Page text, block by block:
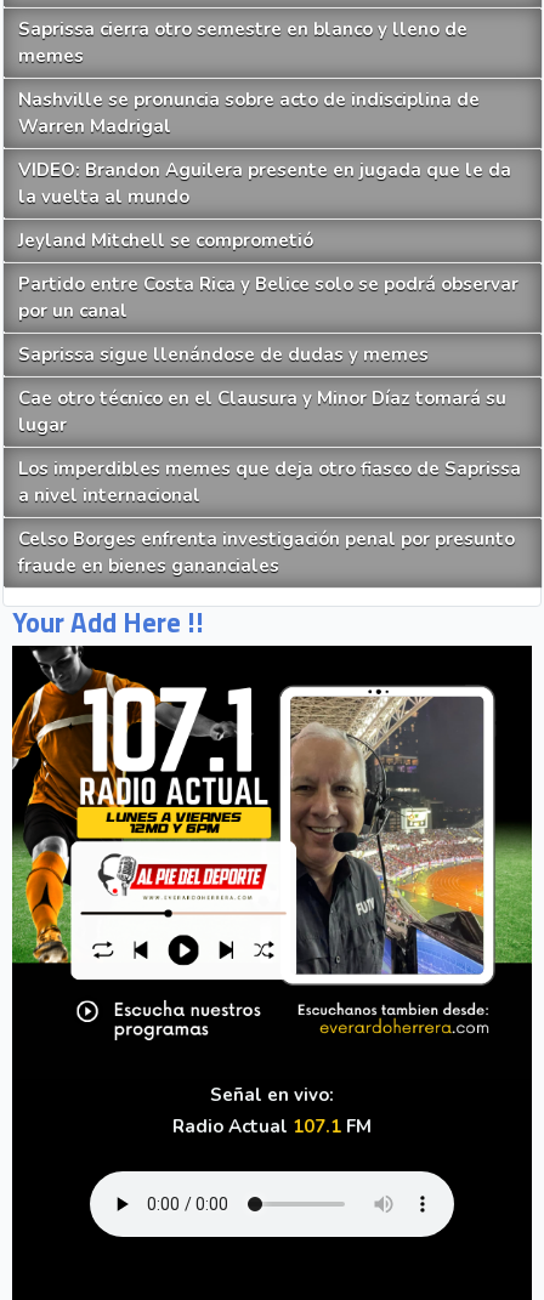
Saprissa cierra otro semestre en blanco y lleno de
memes
Nashville se pronuncia sobre acto de indisciplina de
Warren Madrigal
VIDEO: Brandon Aguilera presente en jugada que le da
la vuelta al mundo
Jeyland Mitchell se comprometió
Partido entre Costa Rica y Belice solo se podrá observar
por un canal
Saprissa sigue llenándose de dudas y memes
Cae otro técnico en el Clausura y Minor Díaz tomará su
lugar
Los imperdibles memes que deja otro fiasco de Saprissa
a nivel internacional
Celso Borges enfrenta investigación penal por presunto
fraude en bienes gananciales
Your Add Here !!
Señal en vivo:
Radio Actual 107.1 FM